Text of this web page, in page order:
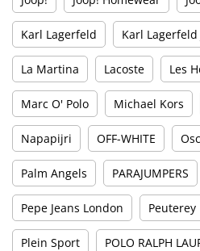
Karl Lagerfeld Karl Lagerfeld
La Martina Lacoste Les
Marc O' Polo Michael Kors
Napapijri OFF-WHITE
Palm Angels PARAJUMPERS
Pepe Jeans London Peuterey
Plein Sport POLO RALPH